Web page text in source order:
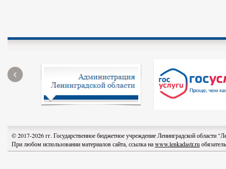
‹
© 2017-2026 гг. Государственное бюджетное учреждение Ленинградской области
При любом использовании материалов сайта, ссылка наwww.lenkadastr.ru